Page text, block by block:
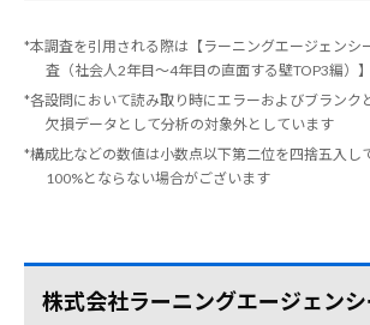
*本調査を引用される際は【ラーニングエージェンシ
査（社会人2年目～4年目の直面する壁TOP3編）
*各設問において読み取り時にエラーおよびブランク
欠損データとして分析の対象外としています
*構成比などの数値は小数点以下第二位を四捨五入し
100%とならない場合がございます
株式会社ラーニングエージェンシ